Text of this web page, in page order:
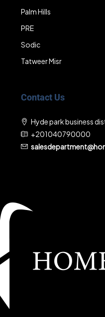
Palm Hills
PRE
Sodic
Tatweer Misr
Contact Us
Hyde park business
+201040790000